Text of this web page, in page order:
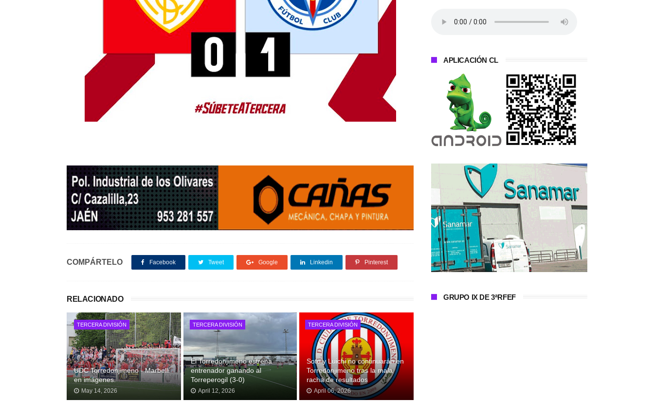
COMPÁRTELO Facebook Tweet Google Linkedin Pinterest
RELACIONADO
TERCERA DIVISIÓN
UDC Torredonjimeno - Marbellí
en imágenes.
May 14, 2026
TERCERA DIVISIÓN
El Torredonjimeno estrena
entrenador ganando al
Torreperogil (3-0)
April 12, 2026
TERCERA DIVISIÓN
Soto y Luichi no continuarán en
Torredonjimeno tras la mala
racha de resultados
April 06, 2026
APLICACIÓN CL
GRUPO IX DE 3ªRFEF